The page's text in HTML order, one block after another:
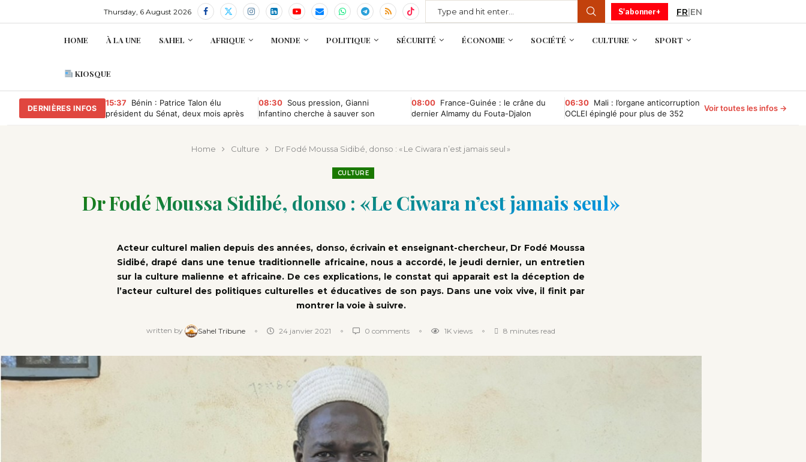
Thursday, 6 August 2026 S'abonner+ FR|EN
HOME À LA UNE SAHEL AFRIQUE MONDE POLITIQUE SÉCURITÉ ÉCONOMIE SOCIÉTÉ CULTURE SPORT
KIOSQUE
DERNIÈRES INFOS
15:37 Bénin : Patrice Talon élu
président du Sénat, deux mois après
08:30 Sous pression, Gianni
Infantino cherche à sauver son
08:00 France-Guinée : le crâne du
dernier Almamy du Fouta-Djalon
06:30 Mali : l’organe anticorruption
OCLEI épinglé pour plus de 352
Voir toutes les infos →
Home Culture Dr Fodé Moussa Sidibé, donso : « Le Ciwara n’est jamais seul »
CULTURE
Dr Fodé Moussa Sidibé, donso : « Le Ciwara n’est jamais seul »
Acteur culturel malien depuis des années, donso, écrivain et enseignant-chercheur, Dr Fodé Moussa
Sidibé, drapé dans une tenue traditionnelle africaine, nous a accordé, le jeudi dernier, un entretien
sur la culture malienne et africaine. De ces explications, le constat qui apparait est la déception de
l’acteur culturel des politiques culturelles et éducatives de son pays. Dans une voix vive, il finit par
montrer la voie à suivre.
written by Sahel Tribune 24 janvier 2021 0 comments 1K views 8 minutes read